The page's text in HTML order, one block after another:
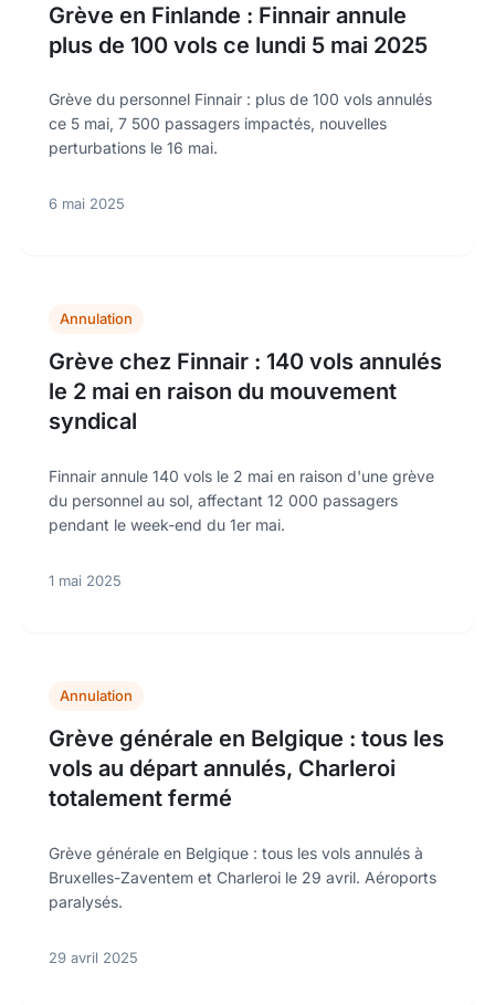
Grève en Finlande : Finnair annule
plus de 100 vols ce lundi 5 mai 2025
Grève du personnel Finnair : plus de 100 vols annulés
ce 5 mai, 7 500 passagers impactés, nouvelles
perturbations le 16 mai.
6 mai 2025
Annulation
Grève chez Finnair : 140 vols annulés
le 2 mai en raison du mouvement
syndical
Finnair annule 140 vols le 2 mai en raison d'une grève
du personnel au sol, affectant 12 000 passagers
pendant le week-end du 1er mai.
1 mai 2025
Annulation
Grève générale en Belgique : tous les
vols au départ annulés, Charleroi
totalement fermé
Grève générale en Belgique : tous les vols annulés à
Bruxelles-Zaventem et Charleroi le 29 avril. Aéroports
paralysés.
29 avril 2025